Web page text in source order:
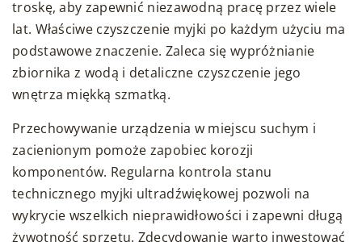
troskę, aby zapewnić niezawodną pracę przez wiele
lat. Właściwe czyszczenie myjki po każdym użyciu ma
podstawowe znaczenie. Zaleca się wypróżnianie
zbiornika z wodą i detaliczne czyszczenie jego
wnętrza miękką szmatką.
Przechowywanie urządzenia w miejscu suchym i
zacienionym pomoże zapobiec korozji
komponentów. Regularna kontrola stanu
technicznego myjki ultradźwiękowej pozwoli na
wykrycie wszelkich nieprawidłowości i zapewni długą
żywotność sprzętu. Zdecydowanie warto inwestować